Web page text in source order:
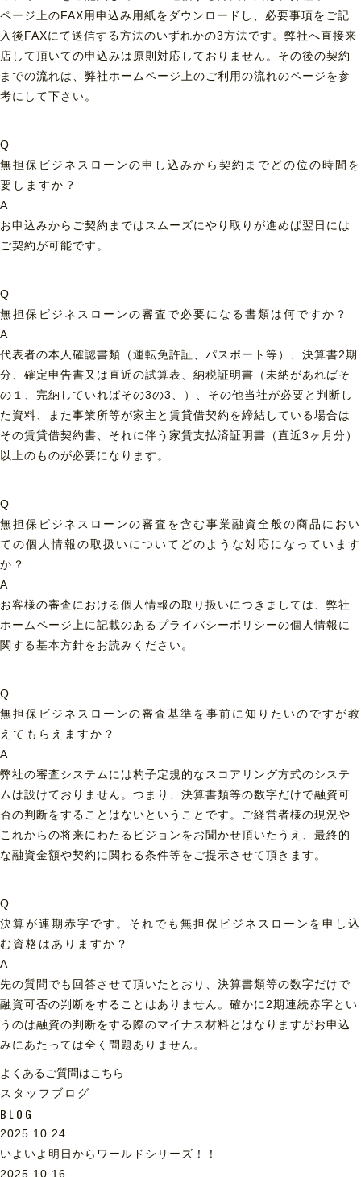
ページ上のFAX用申込み用紙をダウンロードし、必要事項をご記
入後FAXにて送信する方法のいずれかの3方法です。弊社へ直接来
店して頂いての申込みは原則対応しておりません。その後の契約
までの流れは、弊社ホームページ上のご利用の流れのページを参
考にして下さい。
Q
無担保ビジネスローンの申し込みから契約までどの位の時間を
要しますか？
A
お申込みからご契約まではスムーズにやり取りが進めば翌日には
ご契約が可能です。
Q
無担保ビジネスローンの審査で必要になる書類は何ですか？
A
代表者の本人確認書類（運転免許証、パスポート等）、決算書2期
分、確定申告書又は直近の試算表、納税証明書（未納があればそ
の１、完納していればその3の3、）、その他当社が必要と判断し
た資料、また事業所等が家主と賃貸借契約を締結している場合は
その賃貸借契約書、それに伴う家賃支払済証明書（直近3ヶ月分）
以上のものが必要になります。
Q
無担保ビジネスローンの審査を含む事業融資全般の商品におい
ての個人情報の取扱いについてどのような対応になっています
か？
A
お客様の審査における個人情報の取り扱いにつきましては、弊社
ホームページ上に記載のあるプライバシーポリシーの個人情報に
関する基本方針をお読みください。
Q
無担保ビジネスローンの審査基準を事前に知りたいのですが教
えてもらえますか？
A
弊社の審査システムには杓子定規的なスコアリング方式のシステ
ムは設けておりません。つまり、決算書類等の数字だけで融資可
否の判断をすることはないということです。ご経営者様の現況や
これからの将来にわたるビジョンをお聞かせ頂いたうえ、最終的
な融資金額や契約に関わる条件等をご提示させて頂きます。
Q
決算が連期赤字です。それでも無担保ビジネスローンを申し込
む資格はありますか？
A
先の質問でも回答させて頂いたとおり、決算書類等の数字だけで
融資可否の判断をすることはありません。確かに2期連続赤字とい
うのは融資の判断をする際のマイナス材料とはなりますがお申込
みにあたっては全く問題ありません。
よくあるご質問はこちら
スタッフブログ
BLOG
2025.10.24
いよいよ明日からワールドシリーズ！！
2025.10.16